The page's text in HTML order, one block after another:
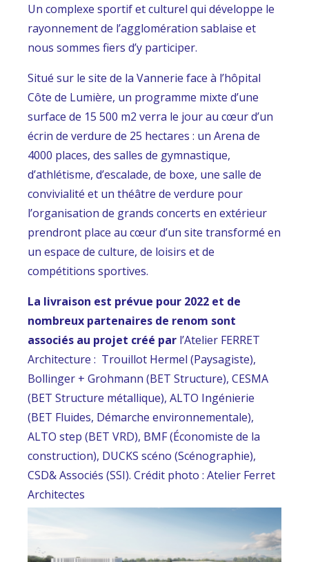
Un complexe sportif et culturel qui développe le
rayonnement de l’agglomération sablaise et
nous sommes fiers d’y participer.
Situé sur le site de la Vannerie face à l’hôpital
Côte de Lumière, un programme mixte d’une
surface de 15 500 m2 verra le jour au cœur d’un
écrin de verdure de 25 hectares : un Arena de
4000 places, des salles de gymnastique,
d’athlétisme, d’escalade, de boxe, une salle de
convivialité et un théâtre de verdure pour
l’organisation de grands concerts en extérieur
prendront place au cœur d’un site transformé en
un espace de culture, de loisirs et de
compétitions sportives.
La livraison est prévue pour 2022 et de
nombreux partenaires de renom sont
associés au projet créé par l’Atelier FERRET
Architecture : Trouillot Hermel (Paysagiste),
Bollinger + Grohmann (BET Structure), CESMA
(BET Structure métallique), ALTO Ingénierie
(BET Fluides, Démarche environnementale),
ALTO step (BET VRD), BMF (Économiste de la
construction), DUCKS scéno (Scénographie),
CSD& Associés (SSI). Crédit photo : Atelier Ferret
Architectes